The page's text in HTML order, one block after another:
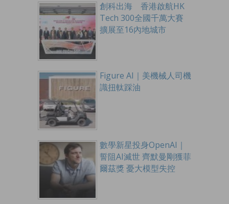
創科出海 香港啟航HK
Tech 300全國千萬大賽
擴展至16內地城市
Figure AI｜美機械人司機
識扭軚踩油
數學新星投身OpenAI｜
誓阻AI滅世 齊默曼剛獲菲
爾茲獎 憂大模型失控